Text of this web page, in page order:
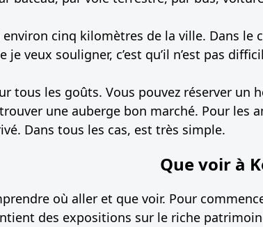
cinq kilomètres de la ville. Dans le
veux souligner, c’est qu’il n’est pas
tous les goûts. Vous pouvez réserver un
une auberge bon marché. Pour les
Dans tous les cas, est très simple.
Que voir à
où aller et que voir. Pour
des expositions sur le riche